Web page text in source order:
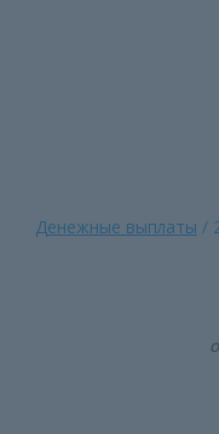
Денежные выплаты /